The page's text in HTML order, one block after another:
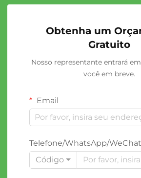
Obtenha um
Gratuito
Nosso representante entrará
você em breve.
Email
Telefone/WhatsApp/WeChat
Código